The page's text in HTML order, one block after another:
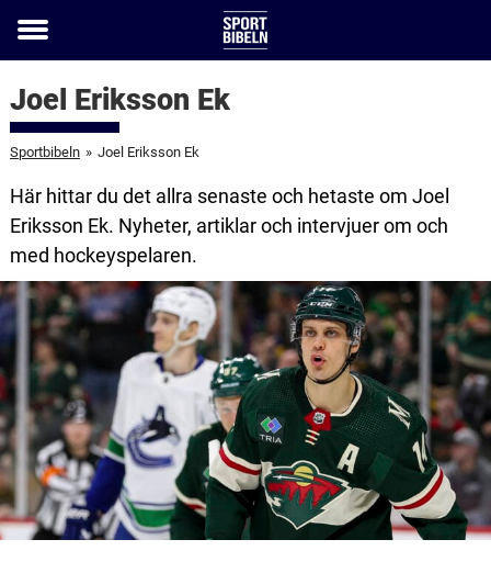
Toggle
Joel Eriksson Ek
Sportbibeln » Joel Eriksson Ek
Här hittar du det allra senaste och hetaste om Joel
Eriksson Ek. Nyheter, artiklar och intervjuer om och
med hockeyspelaren.